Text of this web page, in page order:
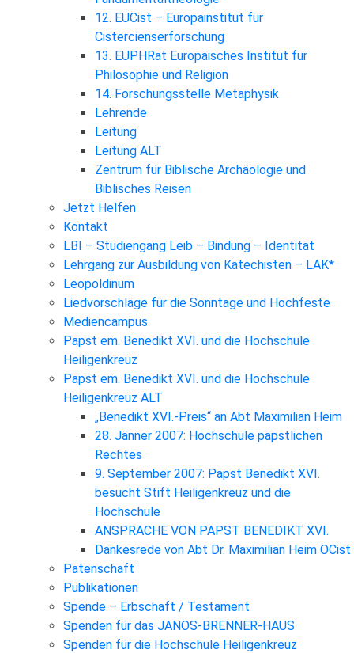
12. EUCist – Europainstitut für
Cistercienserforschung
13. EUPHRat Europäisches Institut für
Philosophie und Religion
14. Forschungsstelle Metaphysik
Lehrende
Leitung
Leitung ALT
Zentrum für Biblische Archäologie und
Biblisches Reisen
Jetzt Helfen
Kontakt
LBI – Studiengang Leib – Bindung – Identität
Lehrgang zur Ausbildung von Katechisten – LAK*
Leopoldinum
Liedvorschläge für die Sonntage und Hochfeste
Mediencampus
Papst em. Benedikt XVI. und die Hochschule
Heiligenkreuz
Papst em. Benedikt XVI. und die Hochschule
Heiligenkreuz ALT
„Benedikt XVI.-Preis“ an Abt Maximilian Heim
28. Jänner 2007: Hochschule päpstlichen
Rechtes
9. September 2007: Papst Benedikt XVI.
besucht Stift Heiligenkreuz und die
Hochschule
ANSPRACHE VON PAPST BENEDIKT XVI.
Dankesrede von Abt Dr. Maximilian Heim OCist
Patenschaft
Publikationen
Spende – Erbschaft / Testament
Spenden für das JANOS-BRENNER-HAUS
Spenden für die Hochschule Heiligenkreuz